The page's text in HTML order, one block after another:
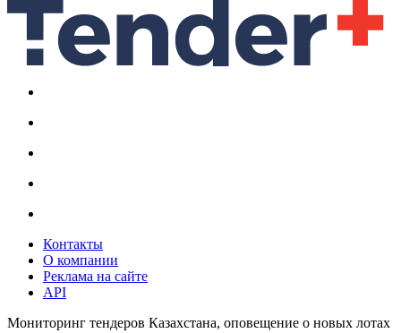
Контакты
О компании
Реклама на сайте
API
Мониторинг тендеров Казахстана, оповещение о новых лотах